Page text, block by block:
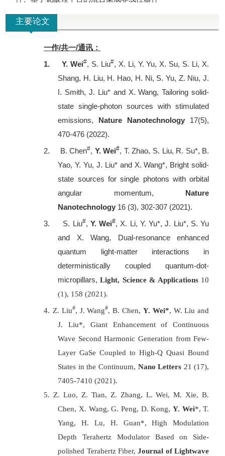
主要论文
一作/共一/通讯 ：
1.
Y. Wei#, S. Liu#, X. Li, Y. Yu, X. Su, S. Li, X.
Shang, H. Liu, H. Hao, H. Ni, S. Yu, Z. Niu, J.
I. Smith, J. Liu* and X. Wang, Tailoring solid-
state single-photon sources with stimulated
emissions, Nature Nanotechnology 17(5),
470-476 (2022).
2.
B. Chen#, Y. Wei#, T. Zhao, S. Liu, R. Su*, B.
Yao, Y. Yu, J. Liu* and X. Wang*, Bright solid-
state sources for single photons with orbital
angular momentum, Nature
Nanotechnology 16 (3), 302-307 (2021).
3.
S. Liu#, Y. Wei#, X. Li, Y. Yu*, J. Liu*, S. Yu
and X. Wang, Dual-resonance enhanced
quantum light-matter interactions in
deterministically coupled quantum-dot-
micropillars,Light, Science & Applications 10
(1), 158 (2021).
4. Z. Liu#, J. Wang#, B. Chen, Y. Wei*, W. Liu and
J. Liu*, Giant Enhancement of Continuous
Wave Second Harmonic Generation from Few-
Layer GaSe Coupled to High-Q Quasi Bound
States in the Continuum, Nano Letters 21 (17),
7405-7410 (2021).
5. Z. Luo, Z. Tian, Z. Zhang, L. Wei, M. Xie, B.
Chen, X. Wang, G. Peng, D. Kong, Y. Wei*, T.
Yang, H. Lu, H. Guan*, High Modulation
Depth Terahertz Modulator Based on Side-
polished Terahertz Fiber,Journal of Lightwave